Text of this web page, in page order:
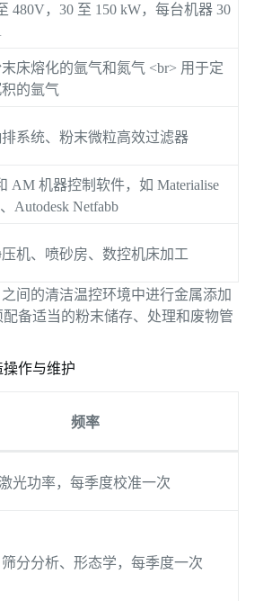
480V，30 至 150 kW，每台机器 30
床熔化的氩气和氮气 <br> 用于定
的氩气
系统、粉末微粒高效过滤器
AM 机器控制软件，如 Materialise
Autodesk Netfabb
机、喷砂房、数控机床加工
之间的清洁温控环境中进行金属添加
备适当的粉末储存、处理和废物管
作与维护
频率
光功率，每季度校准一次
分分析、形态学，每季度一次